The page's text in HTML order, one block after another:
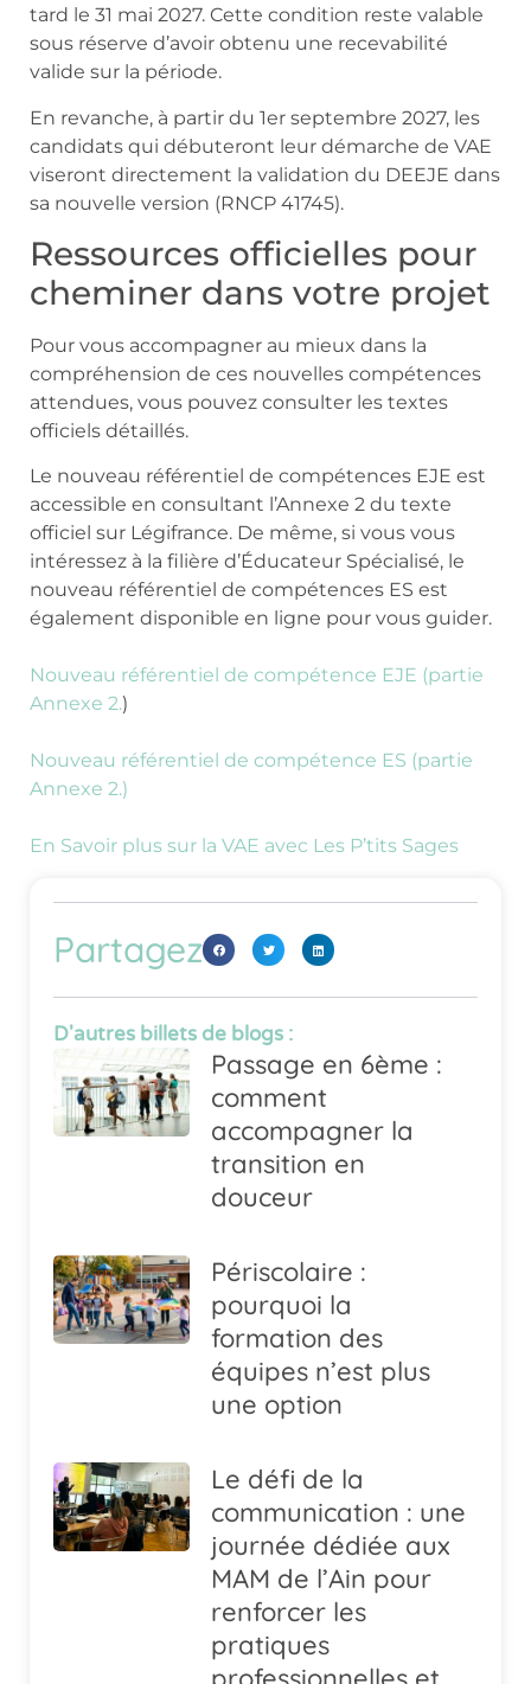
tard le 31 mai 2027. Cette condition reste valable
sous réserve d’avoir obtenu une recevabilité
valide sur la période.
En revanche, à partir du 1er septembre 2027, les
candidats qui débuteront leur démarche de VAE
viseront directement la validation du DEEJE dans
sa nouvelle version (RNCP 41745).
Ressources officielles pour
cheminer dans votre projet
Pour vous accompagner au mieux dans la
compréhension de ces nouvelles compétences
attendues, vous pouvez consulter les textes
officiels détaillés.
Le nouveau référentiel de compétences EJE est
accessible en consultant l’Annexe 2 du texte
officiel sur Légifrance. De même, si vous vous
intéressez à la filière d’Éducateur Spécialisé, le
nouveau référentiel de compétences ES est
également disponible en ligne pour vous guider.
Nouveau référentiel de compétence EJE (partie
Annexe 2.)
Nouveau référentiel de compétence ES (partie
Annexe 2.)
En Savoir plus sur la VAE avec Les P’tits Sages
Partagez
D'autres billets de blogs :
Passage en 6ème :
comment
accompagner la
transition en
douceur
Périscolaire :
pourquoi la
formation des
équipes n’est plus
une option
Le défi de la
communication : une
journée dédiée aux
MAM de l’Ain pour
renforcer les
pratiques